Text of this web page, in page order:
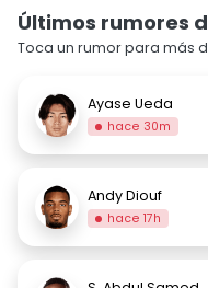
Últimos rumores
Toca un rumor para más
Ayase Ueda
hace 30m
Andy Diouf
hace 17h